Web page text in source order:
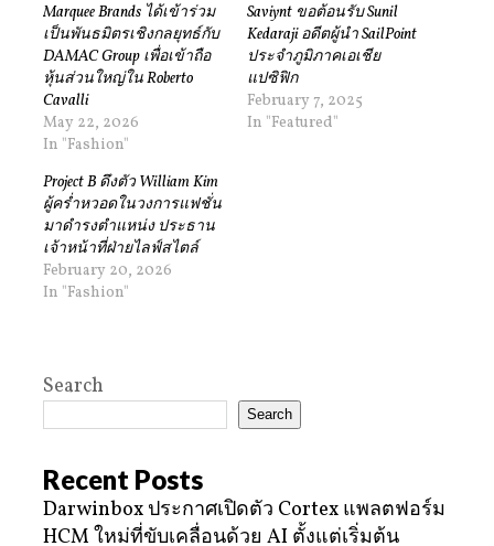
Marquee Brands ได้เข้าร่วม
เป็นพันธมิตรเชิงกลยุทธ์กับ
DAMAC Group เพื่อเข้าถือ
หุ้นส่วนใหญ่ใน Roberto
Cavalli
May 22, 2026
In "Fashion"
Saviynt ขอต้อนรับ Sunil
Kedaraji อดีตผู้นำ SailPoint
ประจำภูมิภาคเอเชีย
แปซิฟิก
February 7, 2025
In "Featured"
Project B ดึงตัว William Kim
ผู้คร่ำหวอดในวงการแฟชั่น
มาดำรงตำแหน่ง ประธาน
เจ้าหน้าที่ฝ่ายไลฟ์สไตล์
February 20, 2026
In "Fashion"
Search
Search
Recent Posts
Darwinbox ประกาศเปิดตัว Cortex แพลตฟอร์ม
HCM ใหม่ที่ขับเคลื่อนด้วย AI ตั้งแต่เริ่มต้น